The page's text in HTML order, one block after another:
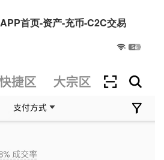
APP首页-资产-充币-C2C交易